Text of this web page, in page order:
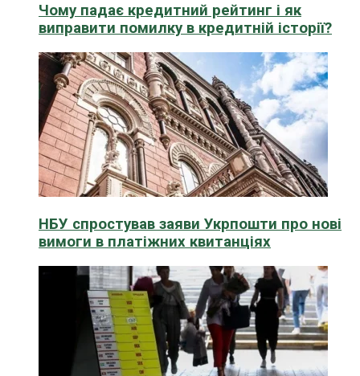
Чому падає кредитний рейтинг і як
виправити помилку в кредитній історії?
НБУ спростував заяви Укрпошти про нові
вимоги в платіжних квитанціях